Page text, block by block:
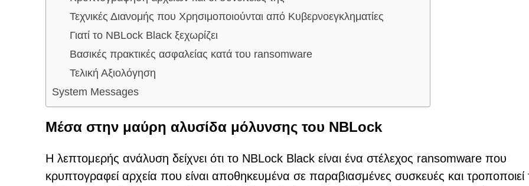
Τεχνικές Διανομής που Χρησιμοποιούνται από Κυβερνοεγκληματίες
Γιατί το NBLock Black ξεχωρίζει
Βασικές πρακτικές ασφαλείας κατά του ransomware
Τελική Αξιολόγηση
System Messages
Μέσα στην μαύρη αλυσίδα μόλυνσης του NBLock
Η λεπτομερής ανάλυση δείχνει ότι το NBLock Black είναι ένα στέλεχος ransomware που
κρυπτογραφεί αρχεία που είναι αποθηκευμένα σε παραβιασμένες συσκευές και τροποποιεί